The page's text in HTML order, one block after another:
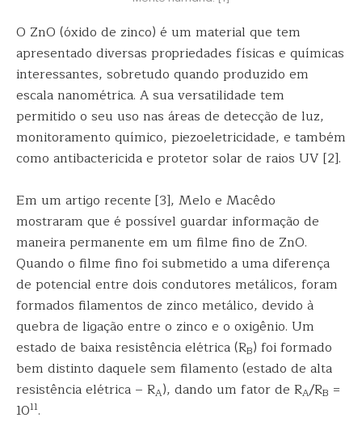
O ZnO (óxido de zinco) é um material que tem
apresentado diversas propriedades físicas e químicas
interessantes, sobretudo quando produzido em
escala nanométrica. A sua versatilidade tem
permitido o seu uso nas áreas de detecção de luz,
monitoramento químico, piezoeletricidade, e também
como antibactericida e protetor solar de raios UV [2].
Em um artigo recente [3], Melo e Macêdo
mostraram que é possível guardar informação de
maneira permanente em um filme fino de ZnO.
Quando o filme fino foi submetido a uma diferença
de potencial entre dois condutores metálicos, foram
formados filamentos de zinco metálico, devido à
quebra de ligação entre o zinco e o oxigênio. Um
estado de baixa resistência elétrica (RB) foi formado
bem distinto daquele sem filamento (estado de alta
resistência elétrica – RA), dando um fator de RA/RB =
1011.